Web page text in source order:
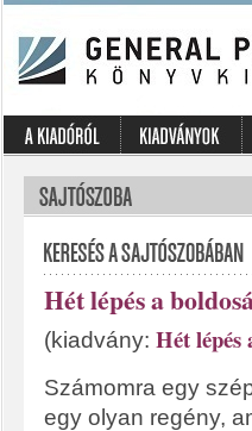
Hét lépés a
(kiadvány: Hét lépés
Számomra egy
egy olyan regény,